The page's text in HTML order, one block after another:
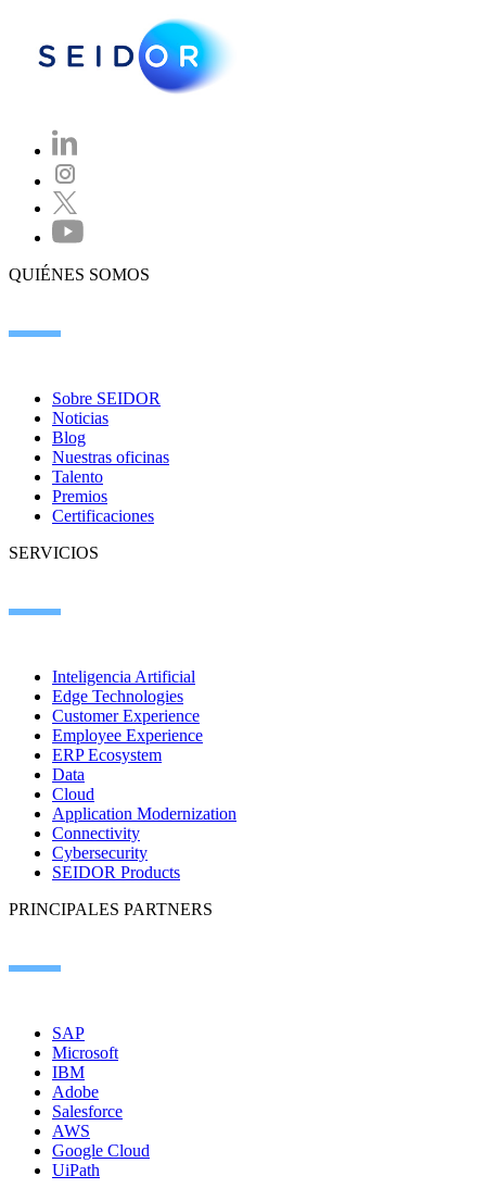
QUIÉNES SOMOS
Sobre SEIDOR
Noticias
Blog
Nuestras oficinas
Talento
Premios
Certificaciones
SERVICIOS
Inteligencia Artificial
Edge Technologies
Customer Experience
Employee Experience
ERP Ecosystem
Data
Cloud
Application Modernization
Connectivity
Cybersecurity
SEIDOR Products
PRINCIPALES PARTNERS
SAP
Microsoft
IBM
Adobe
Salesforce
AWS
Google Cloud
UiPath